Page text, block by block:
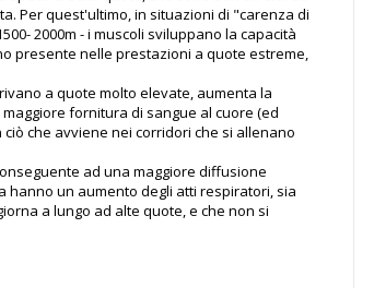
Per quest'ultimo, in situazioni di "carenza di
2000m - i muscoli sviluppano la capacità
presente nelle prestazioni a quote estreme,
a quote molto elevate, aumenta la
fornitura di sangue al cuore (ed
che avviene nei corridori che si allenano
ad una maggiore diffusione
hanno un aumento degli atti respiratori, sia
a lungo ad alte quote, e che non si